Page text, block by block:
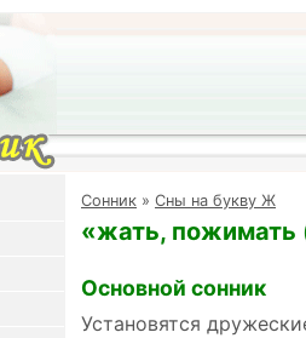
Cонник » Сны на букву Ж
«жать, пожимать
Основной сонник
Установятся